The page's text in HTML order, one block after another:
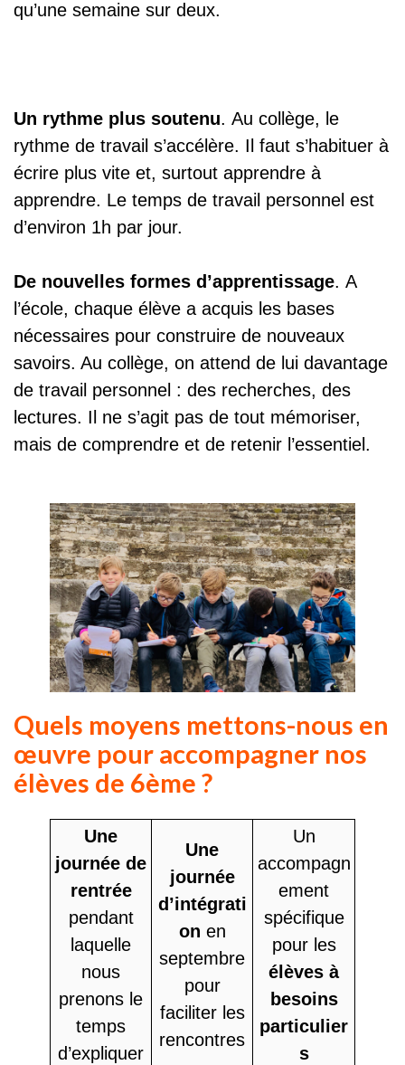
qu’une semaine sur deux.
Un rythme plus soutenu. Au collège, le
rythme de travail s’accélère. Il faut s’habituer à
écrire plus vite et, surtout apprendre à
apprendre. Le temps de travail personnel est
d’environ 1h par jour.
De nouvelles formes d’apprentissage. A
l’école, chaque élève a acquis les bases
nécessaires pour construire de nouveaux
savoirs. Au collège, on attend de lui davantage
de travail personnel : des recherches, des
lectures. Il ne s’agit pas de tout mémoriser,
mais de comprendre et de retenir l’essentiel.
Quels moyens mettons-nous en
œuvre pour accompagner nos
élèves de 6ème ?
Une
journée de
rentrée
pendant
laquelle
nous
prenons le
temps
d’expliquer
Une
journée
d’intégrati
on en
septembre
pour
faciliter les
rencontres
Un
accompagn
ement
spécifique
pour les
élèves à
besoins
particulier
s